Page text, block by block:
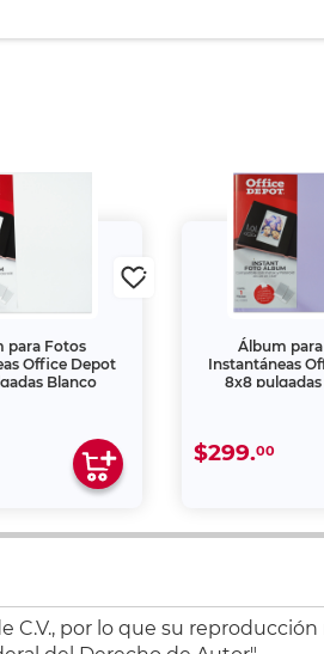
para Fotos
Office Depot
Blanco
Álbum
Instantáneas
8x8
$299.00
C.V., por lo que su reproducción